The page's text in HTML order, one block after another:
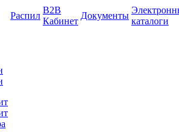
Распил
B2B
Кабинет
Документы
каталоги